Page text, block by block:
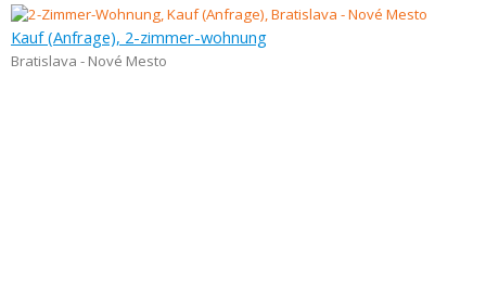
Kauf (Anfrage), 2-zimmer-wohnung
Bratislava - Nové Mesto